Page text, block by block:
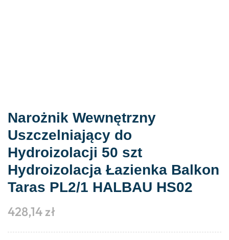
Narożnik Wewnętrzny
Uszczelniający do
Hydroizolacji 50 szt
Hydroizolacja Łazienka Balkon
Taras PL2/1 HALBAU HS02
428,14zł